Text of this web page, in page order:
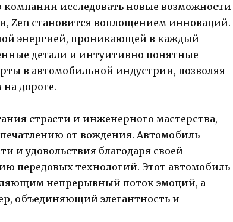
исследовать новые возможности
Zen становится воплощением инноваций.
энергией, проникающей в каждый
детали и интуитивно понятные
в автомобильной индустрии, позволяя
дороге.
страсти и инженерного мастерства,
от вождения. Автомобиль
и удовольствия благодаря своей
передовых технологий. Этот автомобиль
непрерывный поток эмоций, а
объединяющий элегантность и